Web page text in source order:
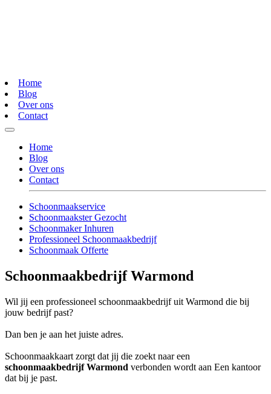
Home
Blog
Over ons
Contact
Home
Blog
Over ons
Contact
Schoonmaakservice
Schoonmaakster Gezocht
Schoonmaker Inhuren
Professioneel Schoonmaakbedrijf
Schoonmaak Offerte
Schoonmaakbedrijf Warmond
Wil jij een professioneel schoonmaakbedrijf uit Warmond die bij
jouw bedrijf past?
Dan ben je aan het juiste adres.
Schoonmaakkaart zorgt dat jij die zoekt naar een
schoonmaakbedrijf Warmond verbonden wordt aan Een kantoor
dat bij je past.